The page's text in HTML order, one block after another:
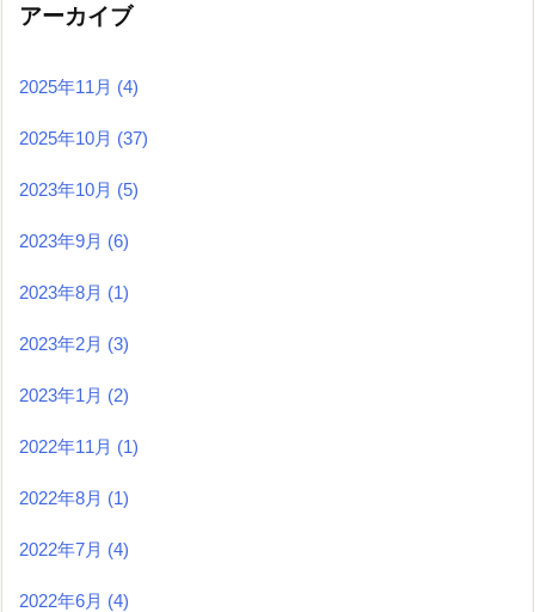
アーカイブ
2025年11月 (4)
2025年10月 (37)
2023年10月 (5)
2023年9月 (6)
2023年8月 (1)
2023年2月 (3)
2023年1月 (2)
2022年11月 (1)
2022年8月 (1)
2022年7月 (4)
2022年6月 (4)